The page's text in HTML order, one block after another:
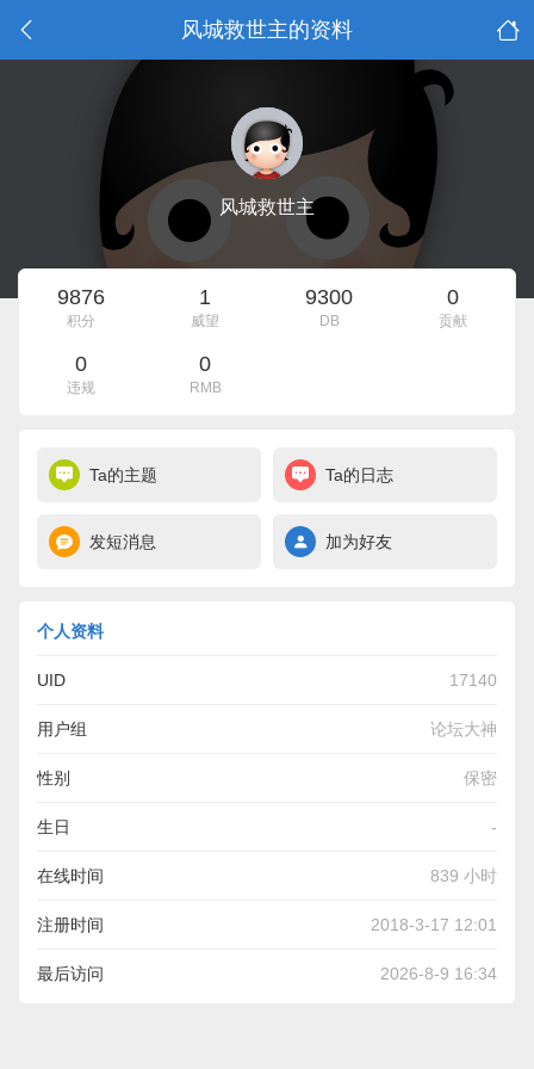
风城救世主的资料
风城救世主
9876
积分
1
威望
9300
DB
0
贡献
0
违规
0
RMB
Ta的主题 Ta的日志
发短消息 加为好友
个人资料
UID 17140
用户组 论坛大神
性别 保密
生日 -
在线时间 839 小时
注册时间 2018-3-17 12:01
最后访问 2026-8-9 16:34